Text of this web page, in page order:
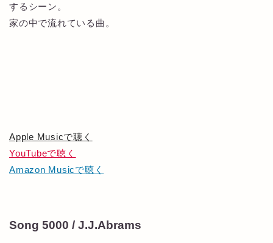
するシーン。
家の中で流れている曲。
Apple Musicで聴く
YouTubeで聴く
Amazon Musicで聴く
Song 5000 / J.J.Abrams